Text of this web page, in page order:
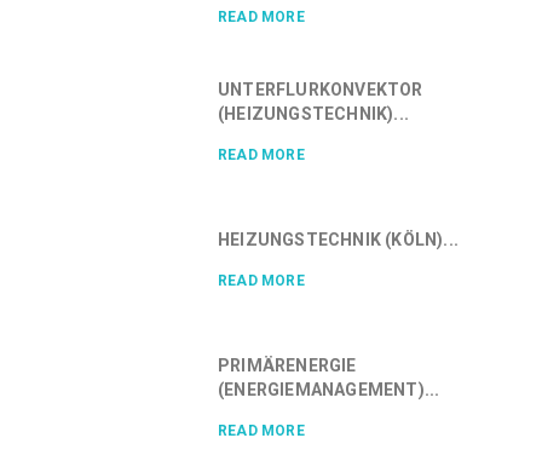
READ MORE
UNTERFLURKONVEKTOR
(HEIZUNGSTECHNIK)...
READ MORE
HEIZUNGSTECHNIK (KÖLN)...
READ MORE
PRIMÄRENERGIE
(ENERGIEMANAGEMENT)...
READ MORE